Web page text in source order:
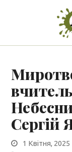
Сергій
1 Квітня, 2025